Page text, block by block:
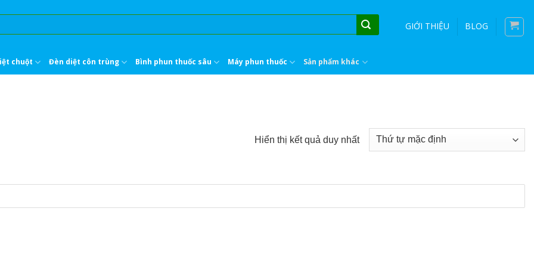
GIỚI THIỆU BLOG
chuột Đèn diệt côn trùng Bình phun thuốc sâu Máy phun thuốc Sản phẩm khác
Hiển thị kết quả duy nhất